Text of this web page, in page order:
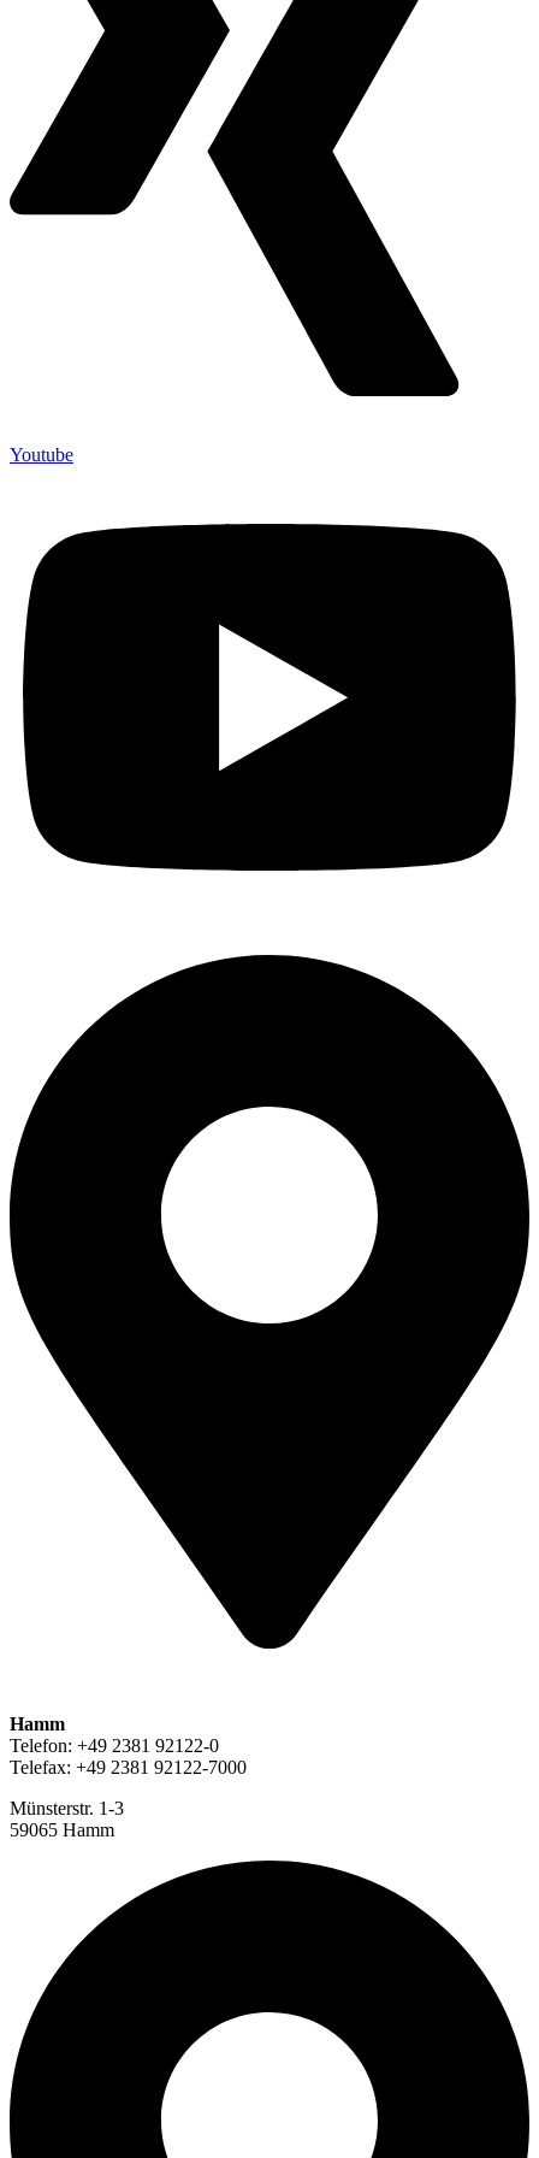
Youtube
Hamm
Telefon: +49 2381 92122-0
Telefax: +49 2381 92122-7000
Münsterstr. 1-3
59065 Hamm